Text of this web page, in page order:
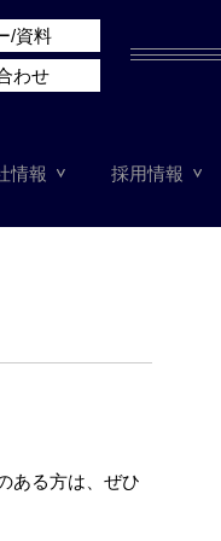
情報 採用情報
/資料
わせ
ある方は、ぜひ